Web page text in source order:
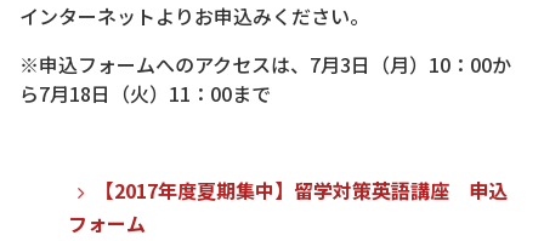
インターネットよりお申込みください。
※申込フォームへのアクセスは、7月3日（月）10：00か
ら7月18日（火）11：00まで
【2017年度夏期集中】留学対策英語講座 申込
フォーム